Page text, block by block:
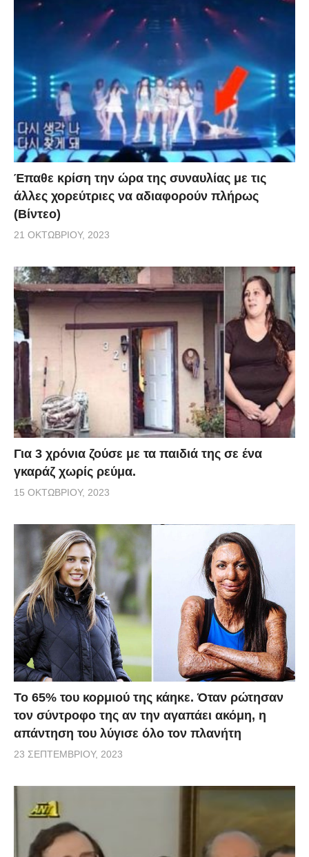
Έπαθε κρίση την ώρα της συναυλίας με τις
άλλες χορεύτριες να αδιαφορούν πλήρως
(Βίντεο)
21 ΟΚΤΩΒΡΊΟΥ, 2023
Για 3 χρόνια ζούσε με τα παιδιά της σε ένα
γκαράζ χωρίς ρεύμα.
15 ΟΚΤΩΒΡΊΟΥ, 2023
Το 65% του κορμιού της κάηκε. Όταν ρώτησαν
τον σύντροφο της αν την αγαπάει ακόμη, η
απάντηση του λύγισε όλο τον πλανήτη
23 ΣΕΠΤΕΜΒΡΊΟΥ, 2023